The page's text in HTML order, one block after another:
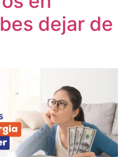
dejar de